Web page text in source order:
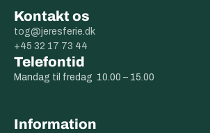
Kontakt os
tog@jeresferie.dk
+45 32 17 73 44
Telefontid
Mandag til fredag 10.00 – 15.00
Information